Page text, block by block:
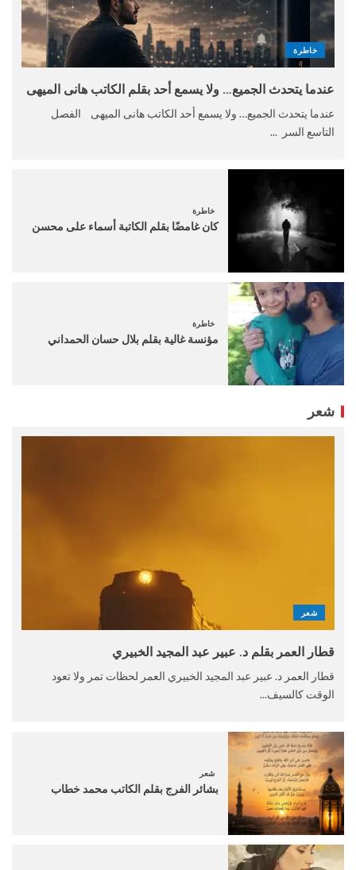
خاطرة
عندما يتحدث الجميع… ولا يسمع أحد بقلم الكاتب هانى الميهى
عندما يتحدث الجميع… ولا يسمع أحد الكاتب هانى الميهى الفصل
التاسع السر ...
خاطرة
كان غامضًا بقلم الكاتبة أسماء على محسن
خاطرة
مؤنسة غالية بقلم بلال حسان الحمداني
شعر
شعر
قطار العمر بقلم د. عبير عبد المجيد الخبيري
قطار العمر د. عبير عبد المجيد الخبيري العمر لحظات تمر ولا تعود
الوقت كالسيف...
شعر
بشائر الفرج بقلم الكاتب محمد خطاب